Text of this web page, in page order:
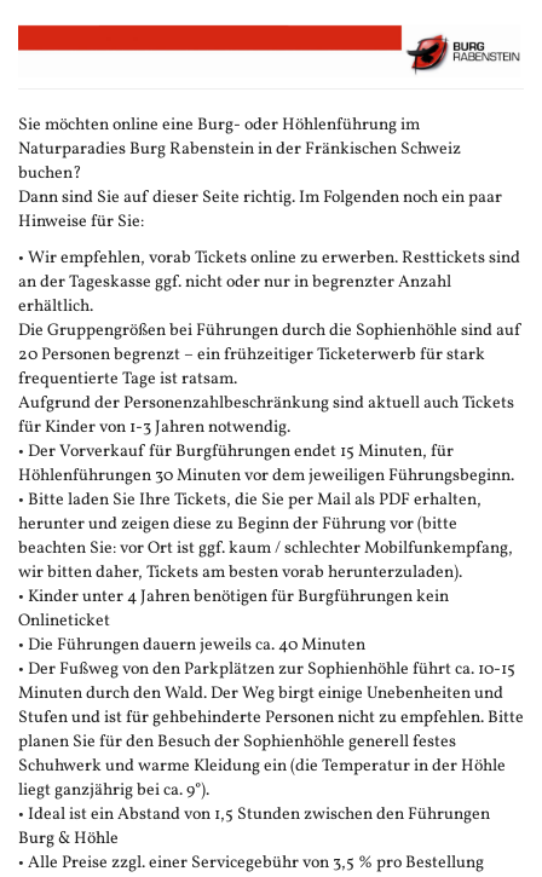
Zum
Haupt-
Sie möchten online eine Burg- oder Höhlenführung im
Naturparadies Burg Rabenstein in der Fränkischen Schweiz
buchen?
Dann sind Sie auf dieser Seite richtig. Im Folgenden noch ein paar
Hinweise für Sie:
• Wir empfehlen, vorab Tickets online zu erwerben. Resttickets sind
an der Tageskasse ggf. nicht oder nur in begrenzter Anzahl
erhältlich.
Die Gruppengrößen bei Führungen durch die Sophienhöhle sind auf
20 Personen begrenzt – ein frühzeitiger Ticketerwerb für stark
frequentierte Tage ist ratsam.
Aufgrund der Personenzahlbeschränkung sind aktuell auch Tickets
für Kinder von 1-3 Jahren notwendig.
• Der Vorverkauf für Burgführungen endet 15 Minuten, für
Höhlenführungen 30 Minuten vor dem jeweiligen Führungsbeginn.
• Bitte laden Sie Ihre Tickets, die Sie per Mail als PDF erhalten,
herunter und zeigen diese zu Beginn der Führung vor (bitte
beachten Sie: vor Ort ist ggf. kaum / schlechter Mobilfunkempfang,
wir bitten daher, Tickets am besten vorab herunterzuladen).
• Kinder unter 4 Jahren benötigen für Burgführungen kein
Onlineticket
• Die Führungen dauern jeweils ca. 40 Minuten
• Der Fußweg von den Parkplätzen zur Sophienhöhle führt ca. 10-15
Minuten durch den Wald. Der Weg birgt einige Unebenheiten und
Stufen und ist für gehbehinderte Personen nicht zu empfehlen. Bitte
planen Sie für den Besuch der Sophienhöhle generell festes
Schuhwerk und warme Kleidung ein (die Temperatur in der Höhle
liegt ganzjährig bei ca. 9°).
• Ideal ist ein Abstand von 1,5 Stunden zwischen den Führungen
Burg & Höhle
• Alle Preise zzgl. einer Servicegebühr von 3,5 % pro Bestellung